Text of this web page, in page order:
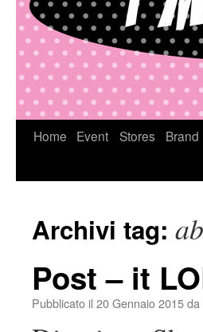
VaiHome Event Stores Brand
Archivi tag:
Post – it
Pubblicato il 20 Gennaio 2015da